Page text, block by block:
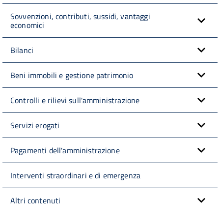
Sovvenzioni, contributi, sussidi, vantaggi
economici
Bilanci
Beni immobili e gestione patrimonio
Controlli e rilievi sull'amministrazione
Servizi erogati
Pagamenti dell'amministrazione
Interventi straordinari e di emergenza
Altri contenuti